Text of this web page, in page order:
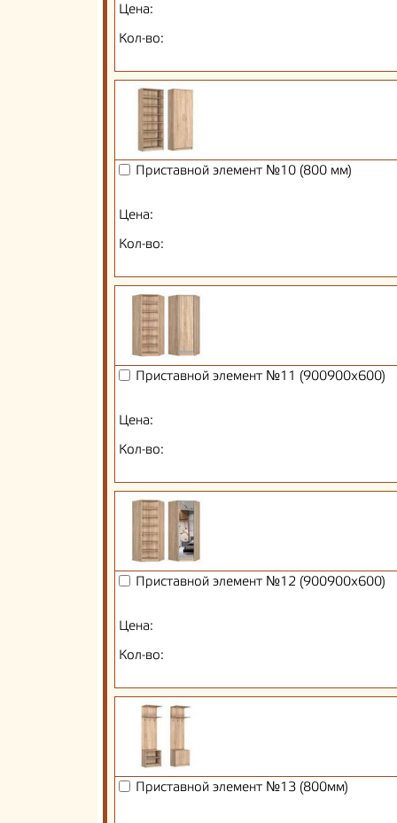
Цена:
Кол-во:
Приставной элемент №10 (800 мм)
Цена:
Кол-во:
Приставной элемент №11 (900900х600)
Цена:
Кол-во:
Приставной элемент №12 (900900х600)
Цена:
Кол-во:
Приставной элемент №13 (800мм)